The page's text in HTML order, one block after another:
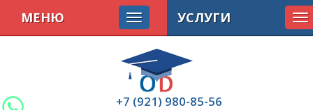
+7 (921) 980-85-56
МЕНЮ УСЛУГИ